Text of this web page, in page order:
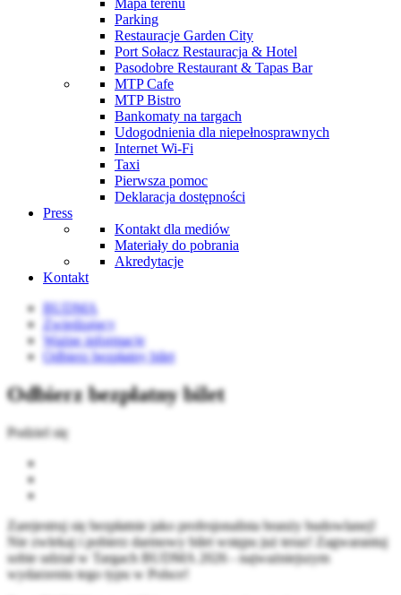
Mapa terenu
Parking
Restauracje Garden City
Port Sołacz Restauracja & Hotel
Pasodobre Restaurant & Tapas Bar
MTP Cafe
MTP Bistro
Bankomaty na targach
Udogodnienia dla niepełnosprawnych
Internet Wi-Fi
Taxi
Pierwsza pomoc
Deklaracja dostępności
Press
Kontakt dla mediów
Materiały do pobrania
Akredytacje
Kontakt
BUDMA
Zwiedzający
Ważne informacje
Odbierz bezpłatny bilet
Odbierz bezpłatny bilet
Podziel się
Zarejestruj się bezpłatnie jako profesjonalista branży budowlanej!
Nie zwlekaj i pobierz darmowy bilet wstępu już teraz! Zagwarantuj
sobie udział w Targach BUDMA 2026 - najważniejszym
wydarzeniu tego typu w Polsce!